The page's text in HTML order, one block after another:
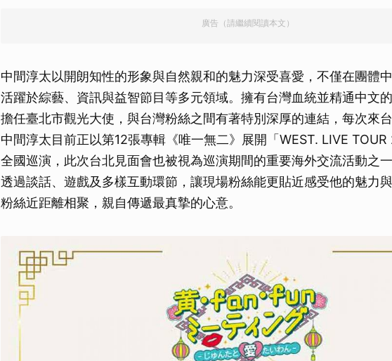
廣告（請繼續閱讀本文）
中間淳太以開朗知性的形象與自然親和的魅力深受喜愛，不僅在團體
活躍於綜藝、資訊與益智節目等多元領域。擁有台灣血統並精通中文
擔任臺北市觀光大使，與台灣粉絲之間有著特別深厚的連結，每次來台
中間淳太目前正以第12張專輯《唯一無二》展開「WEST. LIVE TOUR
全國巡演，此次台北見面會也被視為巡演期間的重要海外交流活動之
透過談話、遊戲及多樣互動環節，讓現場粉絲能更貼近感受他的魅力
粉絲近距離相聚，親自傳遞最真摯的心意。